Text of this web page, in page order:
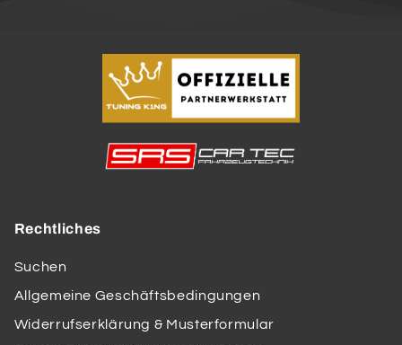
Rechtliches
Suchen
Allgemeine Geschäftsbedingungen
Widerrufserklärung & Musterformular